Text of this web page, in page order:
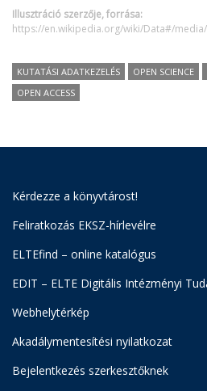
Illusztráció szerzője, forrása:
https://en.wikipedia.org/wiki/Data#/media/
KUTATÁSI ADATKEZELÉS OPEN SCIENCE
OPEN ACCESS
Kérdezze a könyvtárost!
Feliratkozás EKSZ-hírlevélre
ELTEfind – online katalógus
EDIT – ELTE Digitális Intézményi
Webhelytérkép
Akadálymentesítési nyilatkozat
Bejelentkezés szerkesztőknek